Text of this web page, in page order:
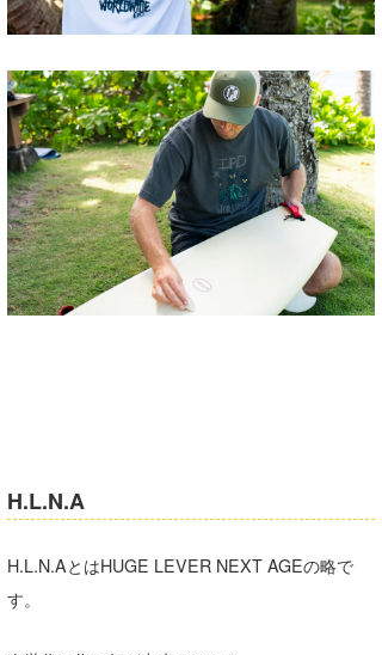
H.L.N.A
H.L.N.AとはHUGE LEVER NEXT AGEの略で
す。